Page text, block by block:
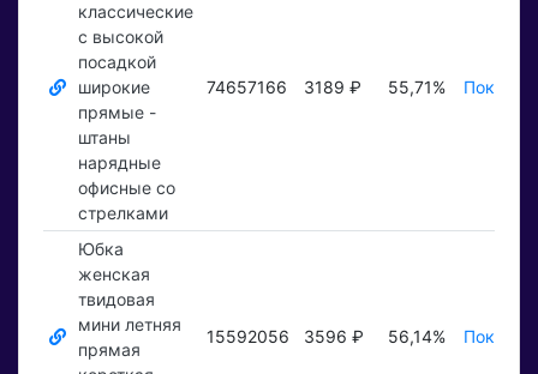
классические
с высокой
посадкой
широкие
прямые -
штаны
нарядные
офисные со
стрелками
74657166 3189 ₽ 55,71%
Юбка
женская
твидовая
мини летняя
прямая
15592056 3596 ₽ 56,14%